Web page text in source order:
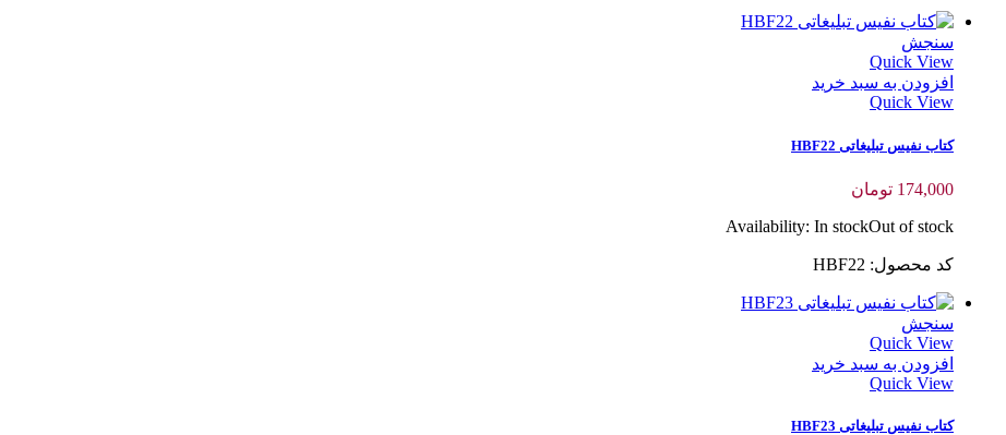
سنجش
Quick View
افزودن به سبد خرید
Quick View
کتاب نفیس تبلیغاتی HBF22
174,000 تومان
Availability: In stockOut of stock
کد محصول: HBF22
سنجش
Quick View
افزودن به سبد خرید
Quick View
کتاب نفیس تبلیغاتی HBF23